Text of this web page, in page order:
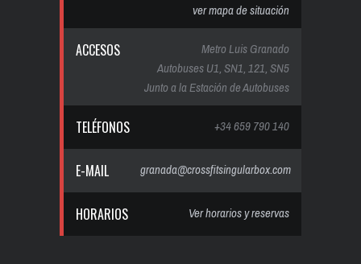
ver mapa de situación
ACCESOS
Metro Luis Granado
Autobuses U1, SN1, 121, SN5
Junto a la Estación de Autobuses
TELÉFONOS +34 659 790 140
E-MAIL granada@crossfitsingularbox.com
HORARIOS Ver horarios y reservas